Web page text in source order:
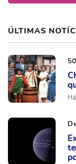
ÚLTIMAS